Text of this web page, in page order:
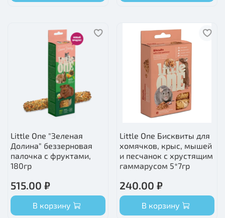
Little One "Зеленая
Долина" беззерновая
палочка с фруктами,
180гр
515.00 ₽
В корзину
Little One Бисквиты для
хомячков, крыс, мышей
и песчанок с хрустящим
гаммарусом 5*7гр
240.00 ₽
В корзину